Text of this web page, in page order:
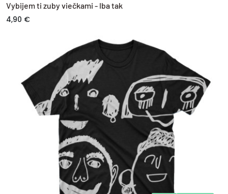
Vybijem ti zuby viečkami - Iba tak
4,90 €